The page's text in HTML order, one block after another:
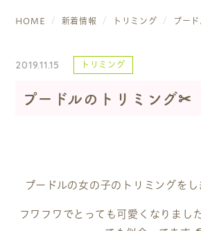
HOME 新着情報 トリミング プー
2019.11.15 トリミング
プードルのトリミング✂
プードルの女の子のトリミングを
フワフワでとっても可愛くなりまし